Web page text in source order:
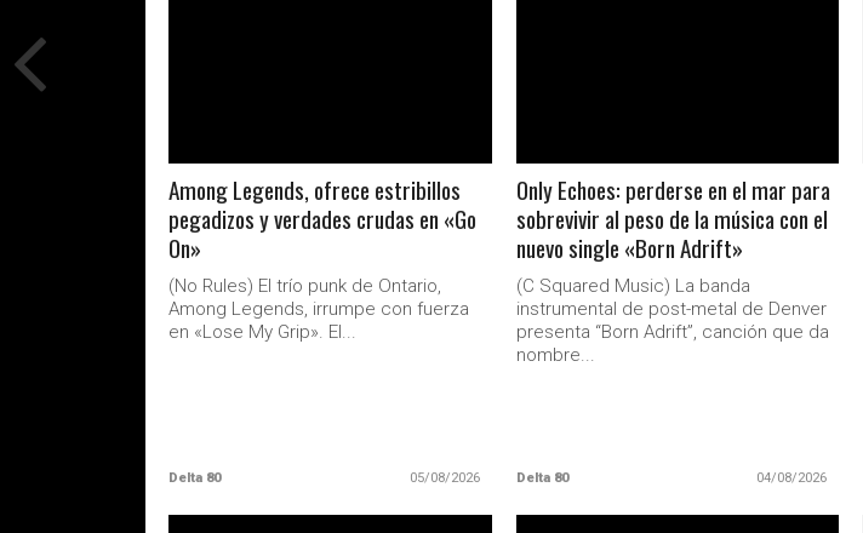
Among Legends, ofrece estribillos
pegadizos y verdades crudas en «Go
On»
(No Rules) El trío punk de Ontario,
Among Legends, irrumpe con fuerza
en «Lose My Grip». El...
Delta 80 05/08/2026
Only Echoes: perderse en el mar para
sobrevivir al peso de la música con el
nuevo single «Born Adrift»
(C Squared Music) La banda
instrumental de post-metal de Denver
presenta “Born Adrift”, canción que da
nombre...
Delta 80 04/08/2026